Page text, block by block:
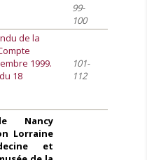
99-
100
de la
1999.
18
101-
112
Nancy
Lorraine
et